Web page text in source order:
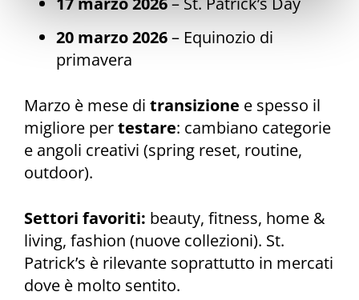
20 marzo 2026– Equinozio di
primavera
Marzo è mese di transizione e spesso il
migliore pertestare: cambiano categorie
e angoli creativi (spring reset, routine,
outdoor).
Settori favoriti: beauty, fitness, home &
living, fashion (nuove collezioni). St.
Patrick’s è rilevante soprattutto in mercati
dove è molto sentito.